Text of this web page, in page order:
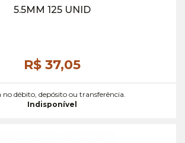
5.5MM 125 UNID
R$ 37,05
no débito, depósito ou transferência.
Indisponível